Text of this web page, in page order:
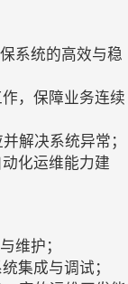
系统的高效与稳
，保障业务连续
解决系统异常；
化运维能力建
维护；
集成与调试；